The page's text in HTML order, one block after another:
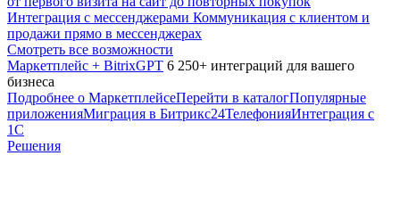
Интеграция с мессенджерами Коммуникация с клиентом и
продажи прямо в мессенджерах
Смотреть все возможности
Маркетплейс + BitrixGPT 6 250+ интеграций для вашего
бизнеса
Подробнее о МаркетплейсеПерейти в каталогПопулярные
приложенияМиграция в Битрикс24ТелефонияИнтеграция с
1С
Решения